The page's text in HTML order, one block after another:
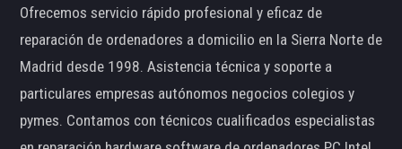
Ofrecemos servicio rápido profesional y eficaz de
reparación de ordenadores a domicilio en la Sierra Norte de
Madrid desde 1998. Asistencia técnica y soporte a
particulares empresas autónomos negocios colegios y
pymes. Contamos con técnicos cualificados especialistas